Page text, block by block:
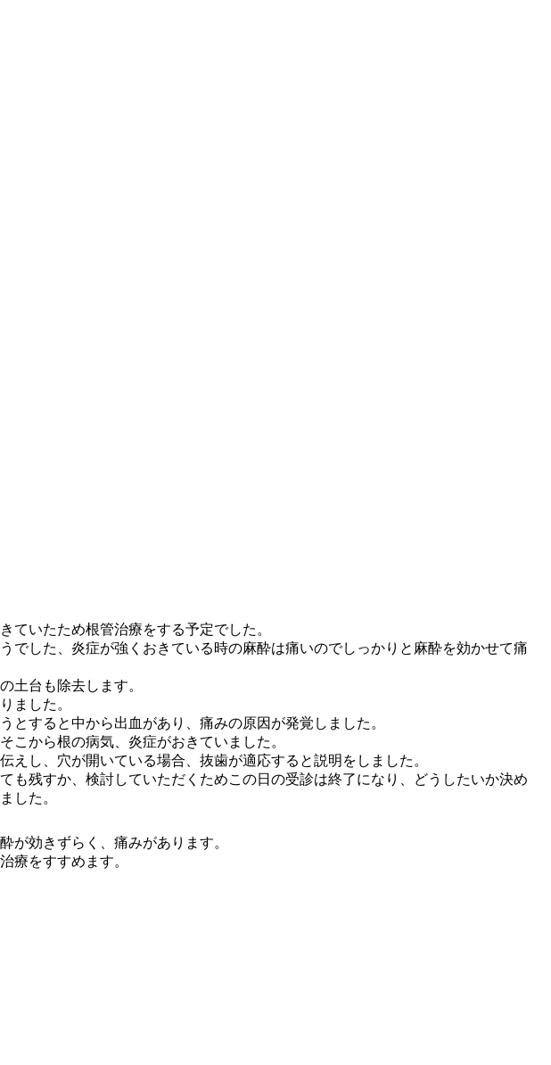
ていたため根管治療をする予定でした。
でした、炎症が強くおきている時の麻酔は痛いのでしっかりと麻酔を効かせて痛
土台も除去します。
ました。
とすると中から出血があり、痛みの原因が発覚しました。
こから根の病気、炎症がおきていました。
えし、穴が開いている場合、抜歯が適応すると説明をしました。
も残すか、検討していただくためこの日の受診は終了になり、どうしたいか決め
した。
が効きずらく、痛みがあります。
療をすすめます。